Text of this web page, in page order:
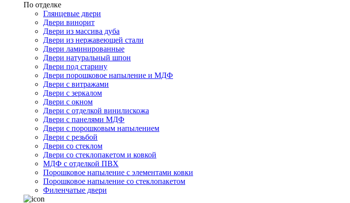
По отделке
Глянцевые двери
Двери винорит
Двери из массива дуба
Двери из нержавеющей стали
Двери ламинированные
Двери натуральный шпон
Двери под старину
Двери порошковое напыление и МДФ
Двери с витражами
Двери с зеркалом
Двери с окном
Двери с отделкой винилискожа
Двери с панелями МДФ
Двери с порошковым напылением
Двери с резьбой
Двери со стеклом
Двери со стеклопакетом и ковкой
МДФ с отделкой ПВХ
Порошковое напыление с элементами ковки
Порошковое напыление со стеклопакетом
Филенчатые двери